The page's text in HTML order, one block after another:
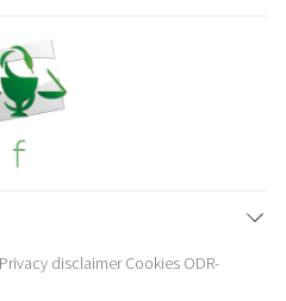
Privacy disclaimer Cookies ODR-